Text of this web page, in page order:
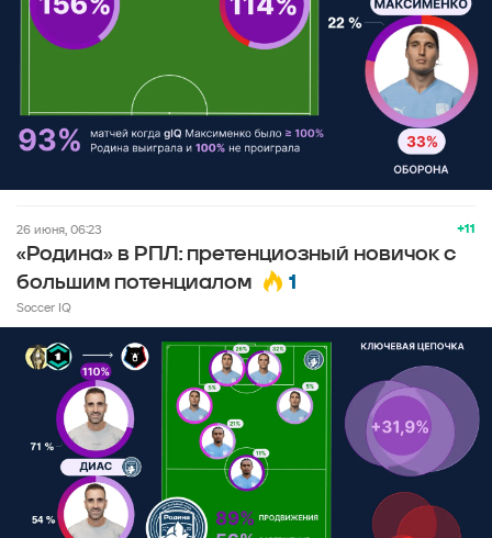
+11
26 июня, 06:23
«Родина» в РПЛ: претенциозный новичок с
большим потенциалом
1
Soccer IQ